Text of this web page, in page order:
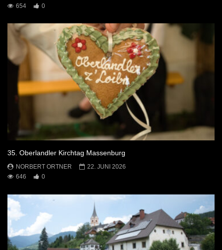
654
0
35. Oberlandler Kirchtag Massenburg
NORBERT ORTNER
22. JUNI 2026
646
0